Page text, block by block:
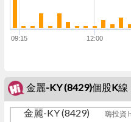
09:15 12:00
金麗-KY (8429)個股K線
金麗-KY (8429) 嗨投資